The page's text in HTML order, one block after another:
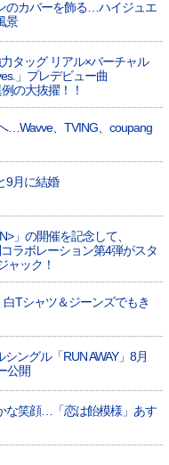
のカバーを飾る…ハイジュエ
景
タッグ リアル×バーチャル
」プレデビュー曲
の大抜擢！！
…Wavve、TVING、coupang
9月に結婚
」の開催を記念して、
コラボレーション第4弾がスタ
ャック！
白Tシャツ＆ジーンズでもき
シングル「RUN AWAY」8月
公開
な笑顔…「恋は飴模様」あす